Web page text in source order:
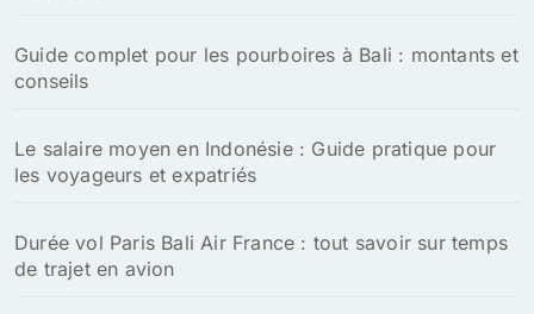
Guide complet pour les pourboires à Bali : montants et
conseils
Le salaire moyen en Indonésie : Guide pratique pour
les voyageurs et expatriés
Durée vol Paris Bali Air France : tout savoir sur temps
de trajet en avion